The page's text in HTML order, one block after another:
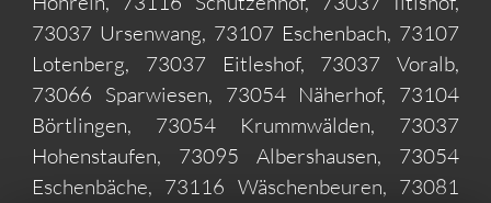
73037 Ursenwang, 73107 Eschenbach, 73107
Lotenberg, 73037 Eitleshof, 73037 Voralb,
73066 Sparwiesen, 73054 Näherhof, 73104
Börtlingen, 73054 Krummwälden, 73037
Hohenstaufen, 73095 Albershausen, 73054
Eschenbäche, 73116 Wäschenbeuren, 73081